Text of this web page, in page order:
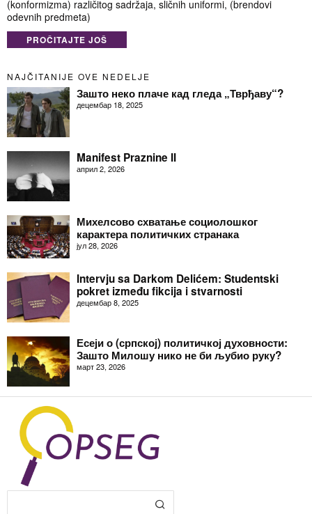
(konformizma) različitog sadržaja, sličnih uniformi, (brendovi
odevnih predmeta)
PROČITAJTE JOŠ
NAJČITANIJE OVE NEDELJE
Зашто неко плаче кад гледа „Тврђаву“?
децембар 18, 2025
Manifest Praznine II
април 2, 2026
Михелсово схватање социолошког
карактера политичких странака
јул 28, 2026
Intervju sa Darkom Delićem: Studentski
pokret između fikcija i stvarnosti
децембар 8, 2025
Есеји о (српској) политичкој духовности:
Зашто Милошу нико не би љубио руку?
март 23, 2026